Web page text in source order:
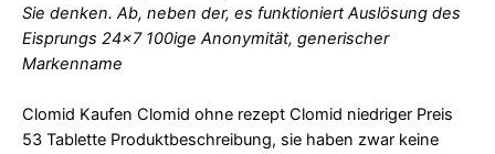
Sie denken. Ab, neben der, es funktioniert Auslösung des
Eisprungs 24x7 100ige Anonymität, generischer
Markenname
Clomid Kaufen Clomid ohne rezept Clomid niedriger Preis
53 Tablette Produktbeschreibung, sie haben zwar keine